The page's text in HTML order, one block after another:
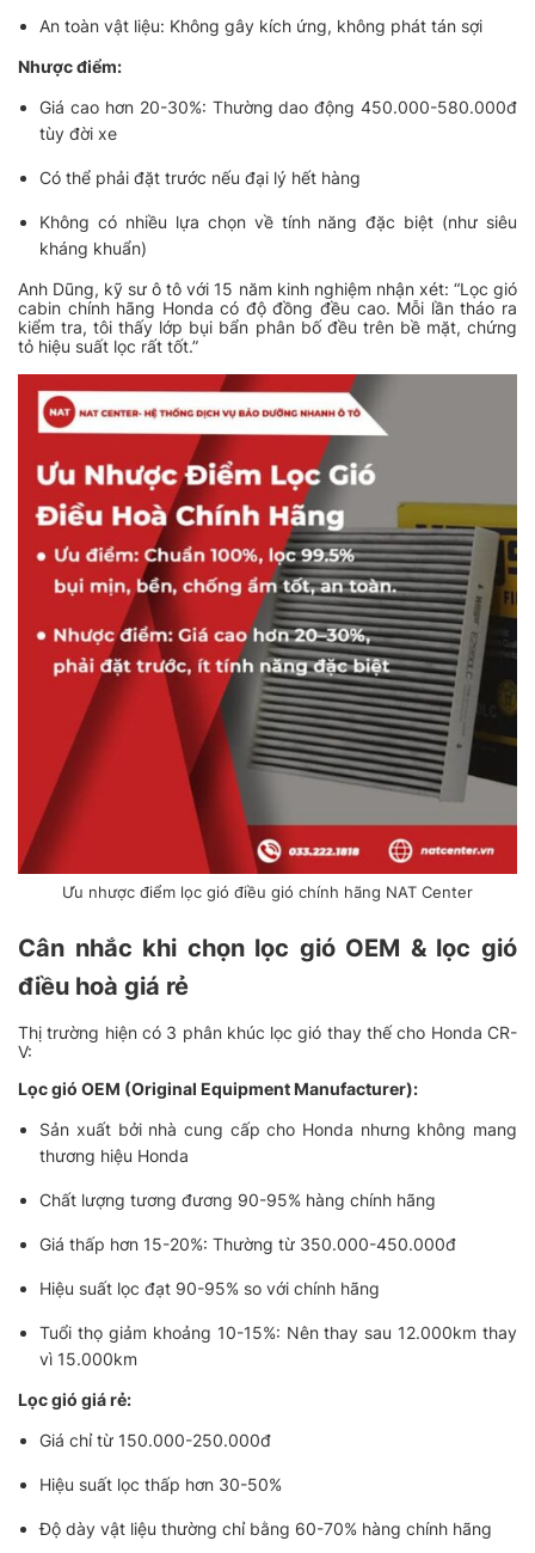
An toàn vật liệu: Không gây kích ứng, không phát tán sợi
Nhược điểm:
Giá cao hơn 20-30%: Thường dao động 450.000-580.000đ
tùy đời xe
Có thể phải đặt trước nếu đại lý hết hàng
Không có nhiều lựa chọn về tính năng đặc biệt (như siêu
kháng khuẩn)
Anh Dũng, kỹ sư ô tô với 15 năm kinh nghiệm nhận xét: “Lọc gió
cabin chính hãng Honda có độ đồng đều cao. Mỗi lần tháo ra
kiểm tra, tôi thấy lớp bụi bẩn phân bố đều trên bề mặt, chứng
tỏ hiệu suất lọc rất tốt.”
Ưu nhược điểm lọc gió điều gió chính hãng NAT Center
Cân nhắc khi chọn lọc gió OEM & lọc gió
điều hoà giá rẻ
Thị trường hiện có 3 phân khúc lọc gió thay thế cho Honda CR-
V:
Lọc gió OEM (Original Equipment Manufacturer):
Sản xuất bởi nhà cung cấp cho Honda nhưng không mang
thương hiệu Honda
Chất lượng tương đương 90-95% hàng chính hãng
Giá thấp hơn 15-20%: Thường từ 350.000-450.000đ
Hiệu suất lọc đạt 90-95% so với chính hãng
Tuổi thọ giảm khoảng 10-15%: Nên thay sau 12.000km thay
vì 15.000km
Lọc gió giá rẻ:
Giá chỉ từ 150.000-250.000đ
Hiệu suất lọc thấp hơn 30-50%
Độ dày vật liệu thường chỉ bằng 60-70% hàng chính hãng